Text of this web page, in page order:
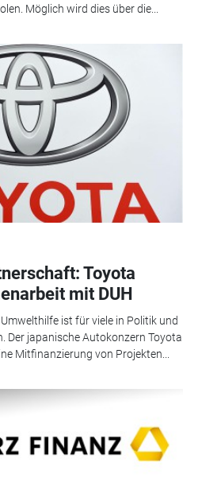
Möglich wird dies über die...
Toyota
mit DUH
ist für viele in Politik und
Der japanische Autokonzern Toyota
Mitfinanzierung von Projekten...